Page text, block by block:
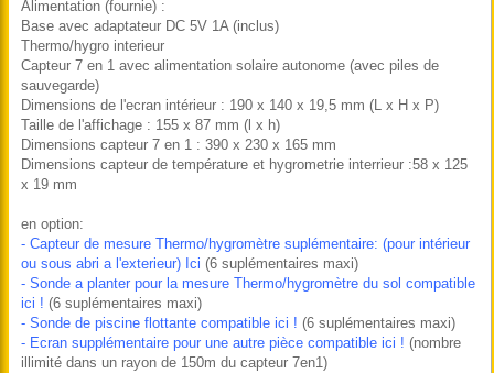
Alimentation (fournie) :
Base avec adaptateur DC 5V 1A (inclus)
Thermo/hygro interieur
Capteur 7 en 1 avec alimentation solaire autonome (avec piles de
sauvegarde)
Dimensions de l'ecran intérieur : 190 x 140 x 19,5 mm (L x H x P)
Taille de l'affichage : 155 x 87 mm (l x h)
Dimensions capteur 7 en 1 : 390 x 230 x 165 mm
Dimensions capteur de température et hygrometrie interrieur :58 x 125
x 19 mm
en option:
- Capteur de mesure Thermo/hygromètre suplémentaire: (pour intérieur
ou sous abri a l'exterieur) Ici (6 suplémentaires maxi)
- Sonde a planter pour la mesure Thermo/hygromètre du sol compatible
ici ! (6 suplémentaires maxi)
- Sonde de piscine flottante compatible ici ! (6 suplémentaires maxi)
- Ecran supplémentaire pour une autre pièce compatible ici ! (nombre
illimité dans un rayon de 150m du capteur 7en1)